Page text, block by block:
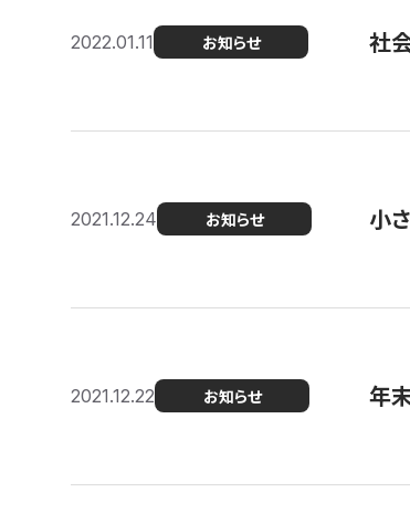
2022.01.11 お知らせ 社
2021.12.24 お知らせ 小
2021.12.22 お知らせ 年